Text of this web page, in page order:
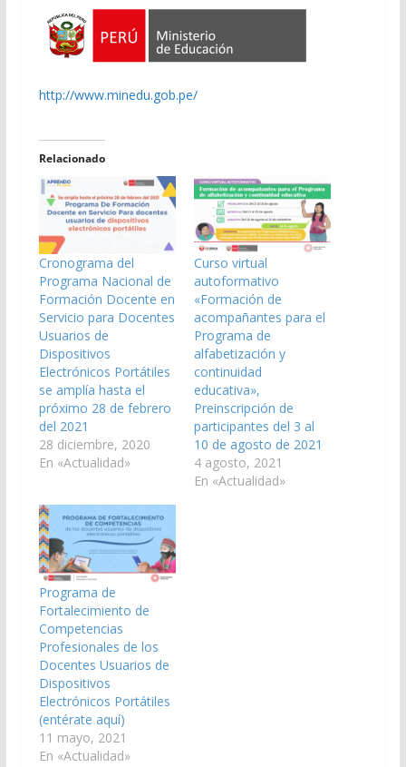
http://www.minedu.gob.pe/
Relacionado
Cronograma del
Programa Nacional de
Formación Docente en
Servicio para Docentes
Usuarios de
Dispositivos
Electrónicos Portátiles
se amplía hasta el
próximo 28 de febrero
del 2021
28 diciembre, 2020
En «Actualidad»
Curso virtual
autoformativo
«Formación de
acompañantes para el
Programa de
alfabetización y
continuidad
educativa»,
Preinscripción de
participantes del 3 al
10 de agosto de 2021
4 agosto, 2021
En «Actualidad»
Programa de
Fortalecimiento de
Competencias
Profesionales de los
Docentes Usuarios de
Dispositivos
Electrónicos Portátiles
(entérate aquí)
11 mayo, 2021
En «Actualidad»